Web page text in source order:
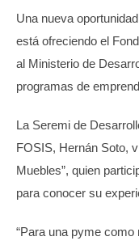
Una nueva
está ofreciendo el
al Ministerio de
programas de
La Seremi de
FOSIS, Hernán Soto,
Muebles”, quien
para conocer su
“Para una pyme